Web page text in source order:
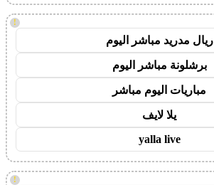
!
ريال مدريد مباشر اليوم
برشلونة مباشر اليوم
مباريات اليوم مباشر
يلا لايف
yalla live
!